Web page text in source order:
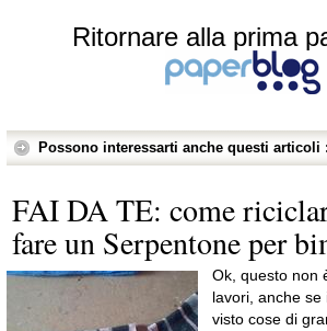
Ritornare alla prima
Possono interessarti anche questi articoli :
FAI DA TE: come
fare un Serpentone per
Ok, questo non
lavori, anche
visto cose di